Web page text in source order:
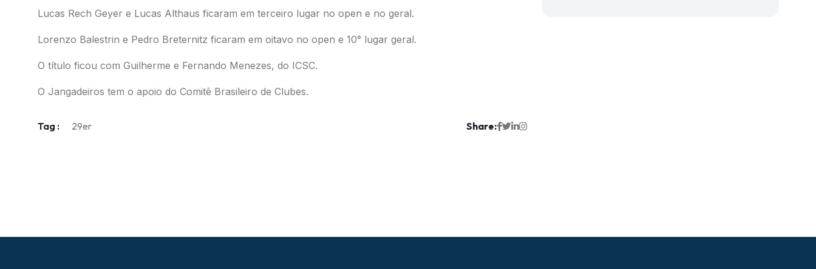
Lucas Rech Geyer e Lucas Althaus ficaram em terceiro lugar no open e no geral.
Lorenzo Balestrin e Pedro Breternitz ficaram em oitavo no open e 10° lugar geral.
O título ficou com Guilherme e Fernando Menezes, do ICSC.
O Jangadeiros tem o apoio do Comitê Brasileiro de Clubes.
Tag : 29er Share: